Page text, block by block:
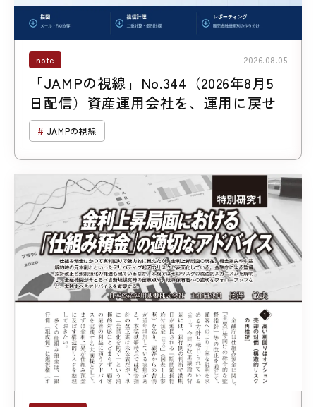
note 2026.08.05
「JAMPの視線」No.344（2026年8月5
日配信）資産運用会社を、運用に戻せ
JAMPの視線